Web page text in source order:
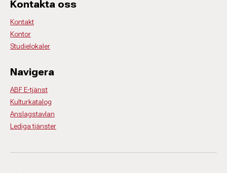
Kontakta oss
Kontakt
Kontor
Studielokaler
Navigera
ABF E-tjänst
Kulturkatalog
Anslagstavlan
Lediga tjänster